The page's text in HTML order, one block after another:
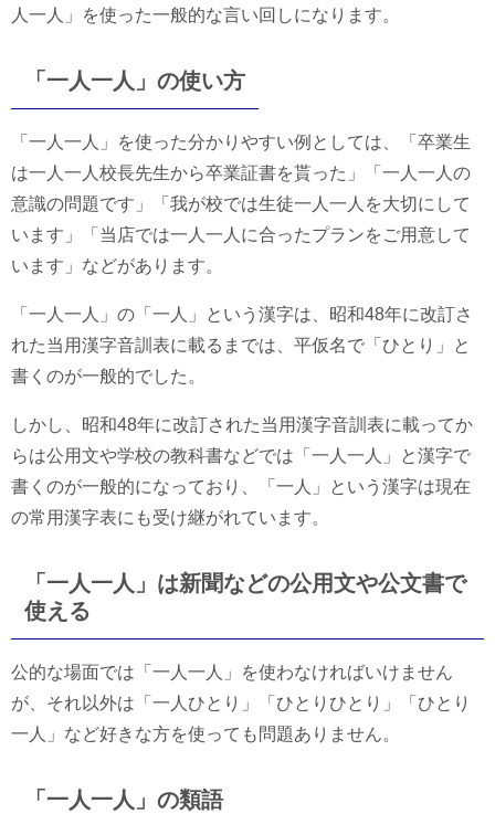
人一人」を使った一般的な言い回しになります。
「一人一人」の使い方
「一人一人」を使った分かりやすい例としては、「卒業生
は一人一人校長先生から卒業証書を貰った」「一人一人の
意識の問題です」「我が校では生徒一人一人を大切にして
います」「当店では一人一人に合ったプランをご用意して
います」などがあります。
「一人一人」の「一人」という漢字は、昭和48年に改訂さ
れた当用漢字音訓表に載るまでは、平仮名で「ひとり」と
書くのが一般的でした。
しかし、昭和48年に改訂された当用漢字音訓表に載ってか
らは公用文や学校の教科書などでは「一人一人」と漢字で
書くのが一般的になっており、「一人」という漢字は現在
の常用漢字表にも受け継がれています。
「一人一人」は新聞などの公用文や公文書で
使える
公的な場面では「一人一人」を使わなければいけません
が、それ以外は「一人ひとり」「ひとりひとり」「ひとり
一人」など好きな方を使っても問題ありません。
「一人一人」の類語